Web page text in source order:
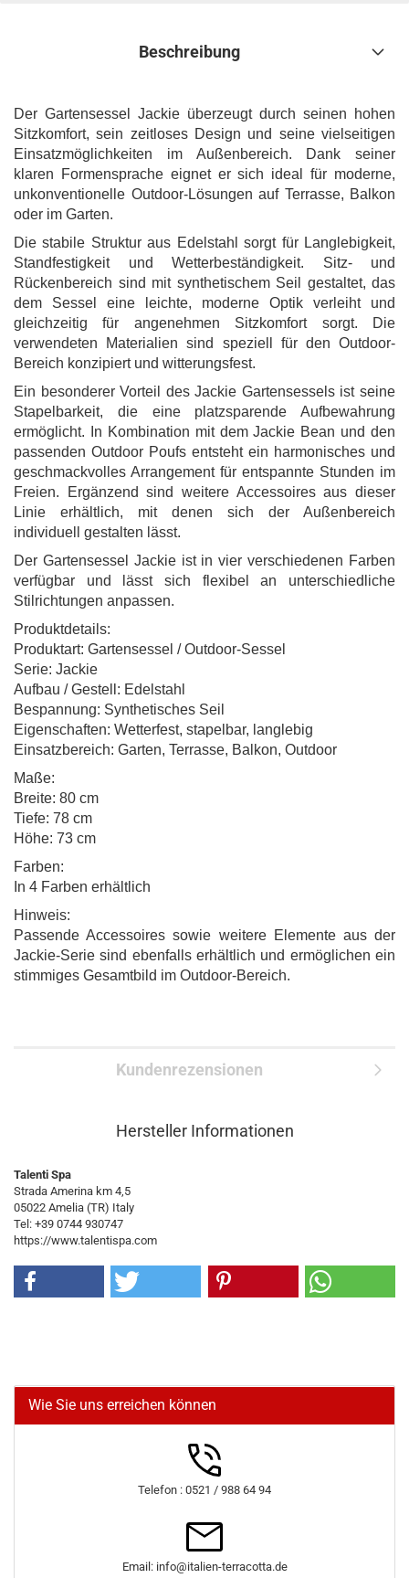
Beschreibung
Der Gartensessel Jackie überzeugt durch seinen hohen
Sitzkomfort, sein zeitloses Design und seine vielseitigen
Einsatzmöglichkeiten im Außenbereich. Dank seiner
klaren Formensprache eignet er sich ideal für moderne,
unkonventionelle Outdoor-Lösungen auf Terrasse, Balkon
oder im Garten.
Die stabile Struktur aus Edelstahl sorgt für Langlebigkeit,
Standfestigkeit und Wetterbeständigkeit. Sitz- und
Rückenbereich sind mit synthetischem Seil gestaltet, das
dem Sessel eine leichte, moderne Optik verleiht und
gleichzeitig für angenehmen Sitzkomfort sorgt. Die
verwendeten Materialien sind speziell für den Outdoor-
Bereich konzipiert und witterungsfest.
Ein besonderer Vorteil des Jackie Gartensessels ist seine
Stapelbarkeit, die eine platzsparende Aufbewahrung
ermöglicht. In Kombination mit dem Jackie Bean und den
passenden Outdoor Poufs entsteht ein harmonisches und
geschmackvolles Arrangement für entspannte Stunden im
Freien. Ergänzend sind weitere Accessoires aus dieser
Linie erhältlich, mit denen sich der Außenbereich
individuell gestalten lässt.
Der Gartensessel Jackie ist in vier verschiedenen Farben
verfügbar und lässt sich flexibel an unterschiedliche
Stilrichtungen anpassen.
Produktdetails:
Produktart: Gartensessel / Outdoor-Sessel
Serie: Jackie
Aufbau / Gestell: Edelstahl
Bespannung: Synthetisches Seil
Eigenschaften: Wetterfest, stapelbar, langlebig
Einsatzbereich: Garten, Terrasse, Balkon, Outdoor
Maße:
Breite: 80 cm
Tiefe: 78 cm
Höhe: 73 cm
Farben:
In 4 Farben erhältlich
Hinweis:
Passende Accessoires sowie weitere Elemente aus der
Jackie-Serie sind ebenfalls erhältlich und ermöglichen ein
stimmiges Gesamtbild im Outdoor-Bereich.
Kundenrezensionen
Hersteller Informationen
Talenti Spa
Strada Amerina km 4,5
05022 Amelia (TR) Italy
Tel: +39 0744 930747
https://www.talentispa.com
Wie Sie uns erreichen können
Telefon : 0521 / 988 64 94
Email: info@italien-terracotta.de